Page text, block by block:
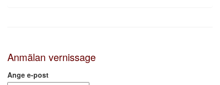
Anmälan vernissage
Ange e-post